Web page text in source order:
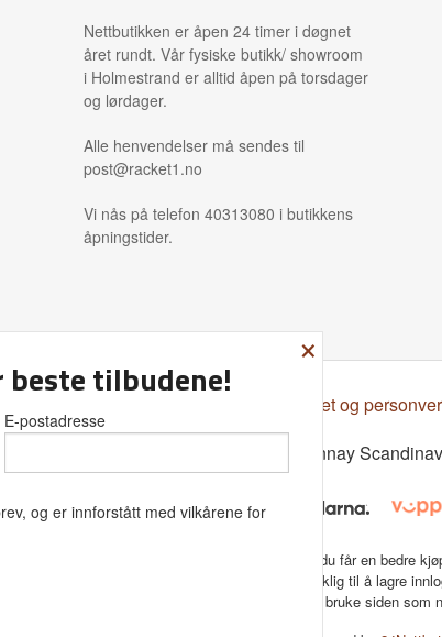
Nettbutikken er åpen 24 timer i døgnet
året rundt. Vår fysiske butikk/ showroom
i Holmestrand er alltid åpen på torsdager
og lørdager.
Alle henvendelser må sendes til
post@racket1.no
Vi nås på telefon 40313080 i butikkens
åpningstider.
Sikkerhet og
© Donnay
Vår nettbutikk bruker cookies slik at du får en bedre
service. Vi bruker cookies hovedsaklig til å lagre
puttet i handlekurven din. Fortsett å bruke siden som
×
beste tilbudene!
E-postadresse
og er innforstått med vilkårene for